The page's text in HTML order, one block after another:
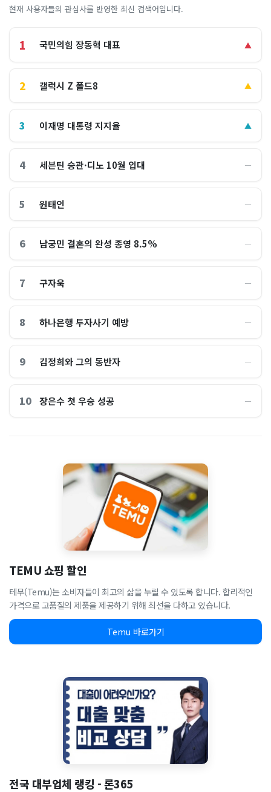
현재 사용자들의 관심사를 반영한 최신 검색어입니다.
1 국민의힘 장동혁 대표 ▲
2 갤럭시 Z 폴드8 ▲
3 이재명 대통령 지지율 ▲
4 세븐틴 승관·디노 10월 입대 ―
5 원태인 ―
6 남궁민 결혼의 완성 종영 8.5% ―
7 구자욱 ―
8 하나은행 투자사기 예방 ―
9 김정희와 그의 동반자 ―
10 장은수 첫 우승 성공 ―
TEMU 쇼핑 할인
테무(Temu)는 소비자들이 최고의 삶을 누릴 수 있도록 합니다. 합리적인
가격으로 고품질의 제품을 제공하기 위해 최선을 다하고 있습니다.
Temu 바로가기
전국 대부업체 랭킹 - 론365